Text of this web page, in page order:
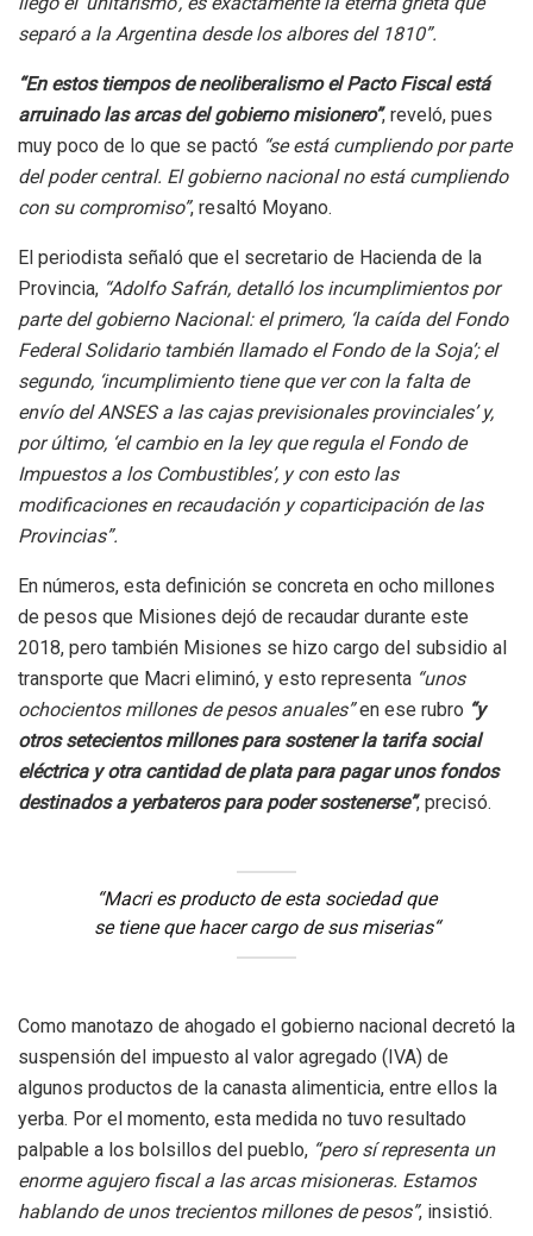
separó a la Argentina desde los albores del 1810”.
“En estos tiempos de neoliberalismo el Pacto Fiscal está
arruinado las arcas del gobierno misionero”, reveló, pues
muy poco de lo que se pactó “se está cumpliendo por parte
del poder central. El gobierno nacional no está cumpliendo
con su compromiso”, resaltó Moyano.
El periodista señaló que el secretario de Hacienda de la
Provincia, “Adolfo Safrán, detalló los incumplimientos por
parte del gobierno Nacional: el primero, ‘la caída del Fondo
Federal Solidario también llamado el Fondo de la Soja’; el
segundo, ‘incumplimiento tiene que ver con la falta de
envío del ANSES a las cajas previsionales provinciales’ y,
por último, ‘el cambio en la ley que regula el Fondo de
Impuestos a los Combustibles’, y con esto las
modificaciones en recaudación y coparticipación de las
Provincias”.
En números, esta definición se concreta en ocho millones
de pesos que Misiones dejó de recaudar durante este
2018, pero también Misiones se hizo cargo del subsidio al
transporte que Macri eliminó, y esto representa “unos
ochocientos millones de pesos anuales”en ese rubro “y
otros setecientos millones para sostener la tarifa social
eléctrica y otra cantidad de plata para pagar unos fondos
destinados a yerbateros para poder sostenerse”, precisó.
“Macri es producto de esta sociedad que
se tiene que hacer cargo de sus miserias“
Como manotazo de ahogado el gobierno nacional decretó la
suspensión del impuesto al valor agregado (IVA) de
algunos productos de la canasta alimenticia, entre ellos la
yerba. Por el momento, esta medida no tuvo resultado
palpable a los bolsillos del pueblo, “pero sí representa un
enorme agujero fiscal a las arcas misioneras. Estamos
hablando de unos trecientos millones de pesos”, insistió.